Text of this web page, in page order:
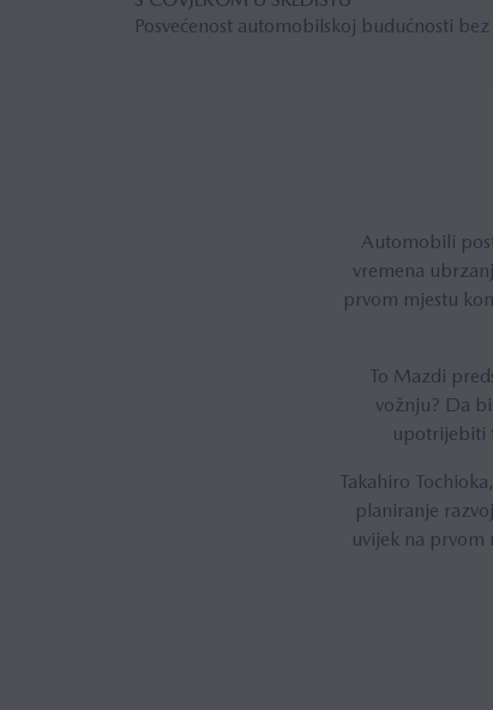
Posvećenost automobilskoj budućnosti
Automobili
vremena
prvom mjestu
To Mazdi
vožnju? Da
upotrijebiti
Takahiro
planiranje
uvijek na prvom